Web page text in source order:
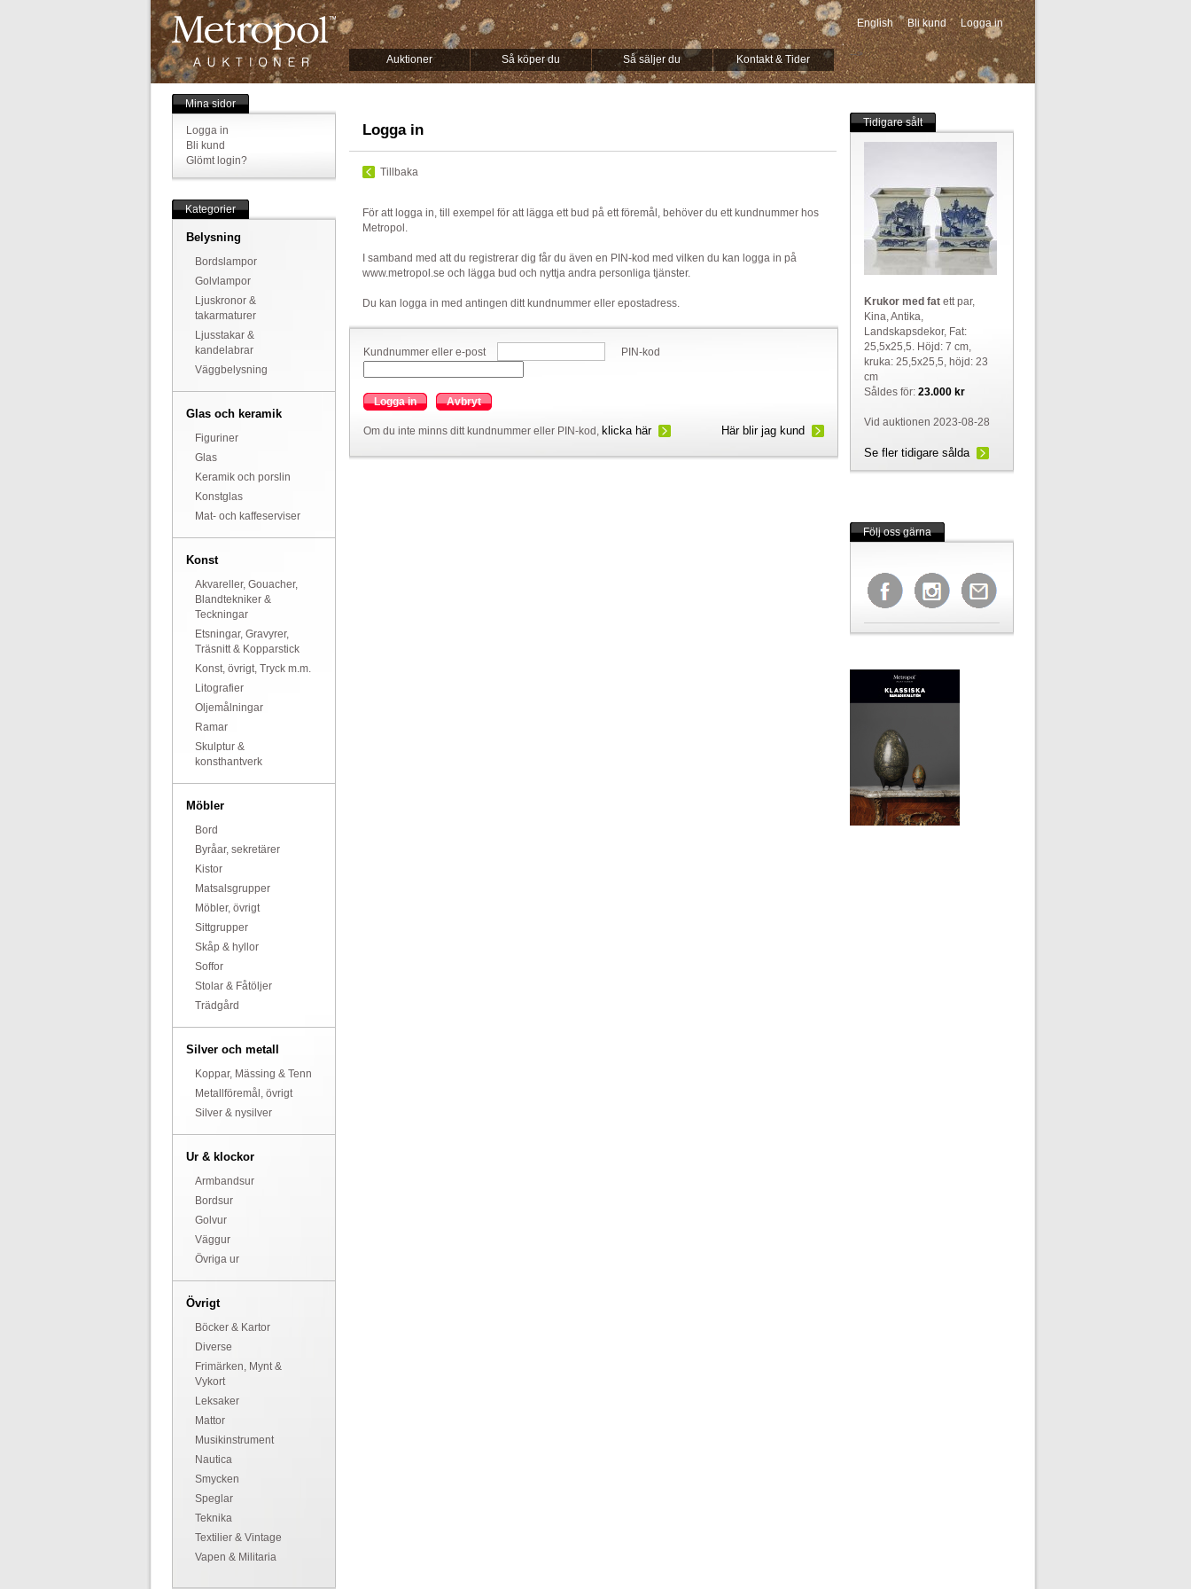
Auktioner Så köper du Så säljer du Kontakt & Tider
English Bli kund Logga in
-->
Mina sidor
Logga in
Bli kund
Glömt login?
Kategorier
Belysning
Bordslampor
Golvlampor
Ljuskronor &
takarmaturer
Ljusstakar &
kandelabrar
Väggbelysning
Glas och keramik
Figuriner
Glas
Keramik och porslin
Konstglas
Mat- och kaffeserviser
Konst
Akvareller, Gouacher,
Blandtekniker &
Teckningar
Etsningar, Gravyrer,
Träsnitt & Kopparstick
Konst, övrigt, Tryck m.m.
Litografier
Oljemålningar
Ramar
Skulptur &
konsthantverk
Möbler
Bord
Byråar, sekretärer
Kistor
Matsalsgrupper
Möbler, övrigt
Sittgrupper
Skåp & hyllor
Soffor
Stolar & Fåtöljer
Trädgård
Silver och metall
Koppar, Mässing & Tenn
Metallföremål, övrigt
Silver & nysilver
Ur & klockor
Armbandsur
Bordsur
Golvur
Väggur
Övriga ur
Övrigt
Böcker & Kartor
Diverse
Frimärken, Mynt &
Vykort
Leksaker
Mattor
Musikinstrument
Nautica
Smycken
Speglar
Teknika
Textilier & Vintage
Vapen & Militaria
Logga in
Tillbaka
För att logga in, till exempel för att lägga ett bud på ett föremål, behöver du ett kundnummer hos
Metropol.
I samband med att du registrerar dig får du även en PIN-kod med vilken du kan logga in på
www.metropol.se och lägga bud och nyttja andra personliga tjänster.
Du kan logga in med antingen ditt kundnummer eller epostadress.
Kundnummer eller e-post PIN-kod
Logga in Avbryt
Om du inte minns ditt kundnummer eller PIN-kod, klicka här Här blir jag kund
Tidigare sålt
Krukor med fatett par,
Kina, Antika,
Landskapsdekor, Fat:
25,5x25,5. Höjd: 7 cm,
kruka: 25,5x25,5, höjd: 23
cm
Såldes för: 23.000 kr
Vid auktionen 2023-08-28
Se fler tidigare sålda
Följ oss gärna